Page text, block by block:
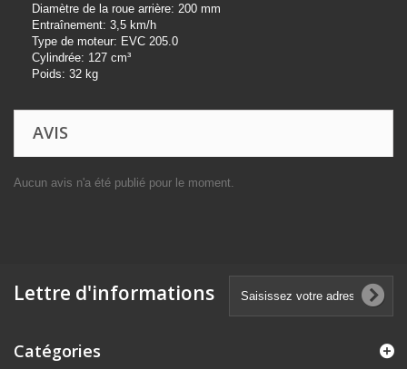
Diamètre de la roue arrière: 200 mm
Entraînement: 3,5 km/h
Type de moteur: EVC 205.0
Cylindrée: 127 cm³
Poids: 32 kg
AVIS
Aucun avis n'a été publié pour le moment.
Lettre d'informations
Catégories